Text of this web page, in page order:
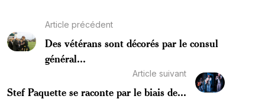
Article précédent
Des vétérans sont décorés par le consul
général...
Article suivant
Stef Paquette se raconte par le biais de...